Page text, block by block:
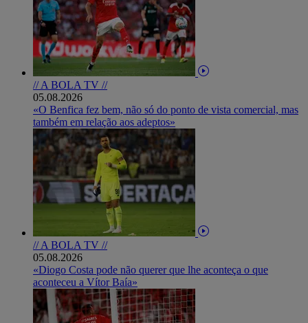
// A BOLA TV //
05.08.2026
«O Benfica fez bem, não só do ponto de vista comercial, mas
também em relação aos adeptos»
// A BOLA TV //
05.08.2026
«Diogo Costa pode não querer que lhe aconteça o que
aconteceu a Vítor Baía»